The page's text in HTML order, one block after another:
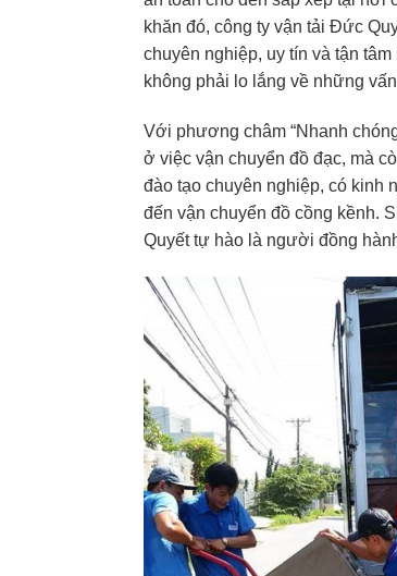
khăn đó, công ty vận tải Đức
chuyên nghiệp, uy tín và tận
không phải lo lắng về những
Với phương châm “Nhanh
ở việc vận chuyển đồ đạc, mà
đào tạo chuyên nghiệp, có kinh
đến vận chuyển đồ cồng kềnh.
Quyết tự hào là người đồng